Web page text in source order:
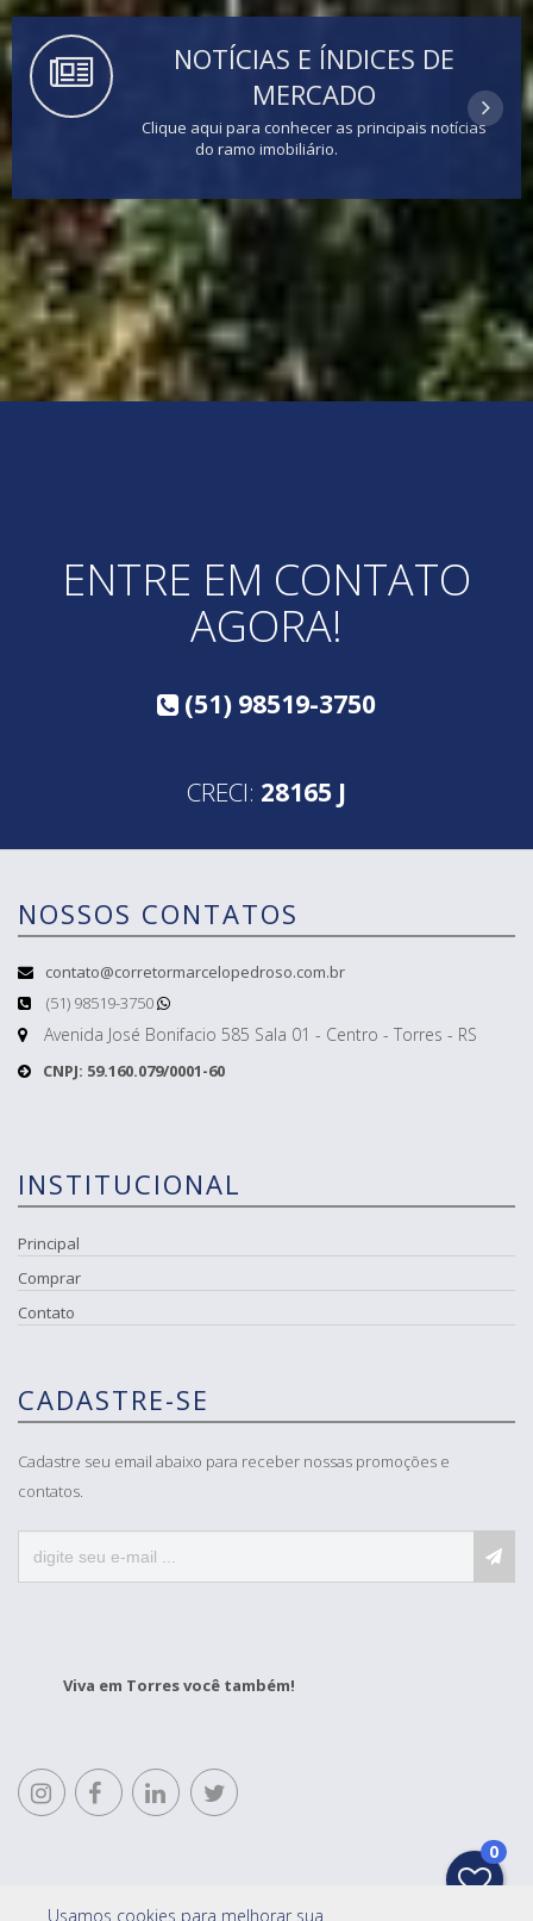
NOTÍCIAS E ÍNDICES DE
MERCADO
Clique aqui para conhecer as principais notícias
do ramo imobiliário.
ENTRE EM CONTATO
AGORA!
(51) 98519-3750
CRECI: 28165 J
NOSSOS CONTATOS
contato@corretormarcelopedroso.com.br
(51) 98519-3750
Avenida José Bonifacio 585 Sala 01 - Centro - Torres - RS
CNPJ: 59.160.079/0001-60
INSTITUCIONAL
Principal
Comprar
Contato
CADASTRE-SE
Cadastre seu email abaixo para receber nossas promoções e
contatos.
Viva em Torres você também!
0
Usamos cookies para melhorar sua